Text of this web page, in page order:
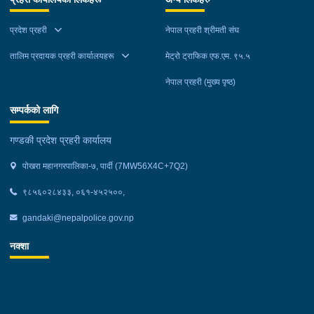
प्रदेश प्रहरी
तालिम प्रदायक प्रहरी कार्यालयहरू
नेपाल प्रहरी श्रीमती संघ
मेट्रो ट्राफिक एफ.एम. ९५.५
नेपाल प्रहरी (मुख्य पृष्ठ)
सम्पर्कको लागि
गण्डकी प्रदेश प्रहरी कार्यालय
पोखरा महानगरपालिका-७, पार्दी (7MW56X4C+7Q2)
९८५६०२८४३३, ०६१-४५२५००,
gandaki@nepalpolice.gov.np
नक्शा